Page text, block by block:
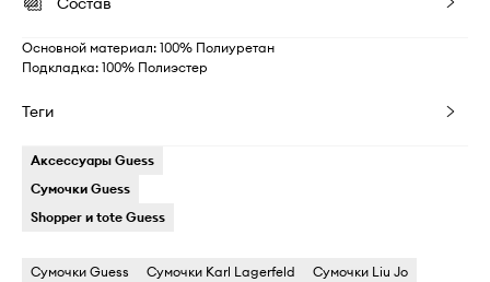
Основной материал: 100% Полиуретан
Подкладка: 100% Полиэстер
Теги
Аксессуары Guess
Сумочки Guess
Shopper и tote Guess
Сумочки Guess Сумочки Karl Lagerfeld
Сумочки Liu Jo